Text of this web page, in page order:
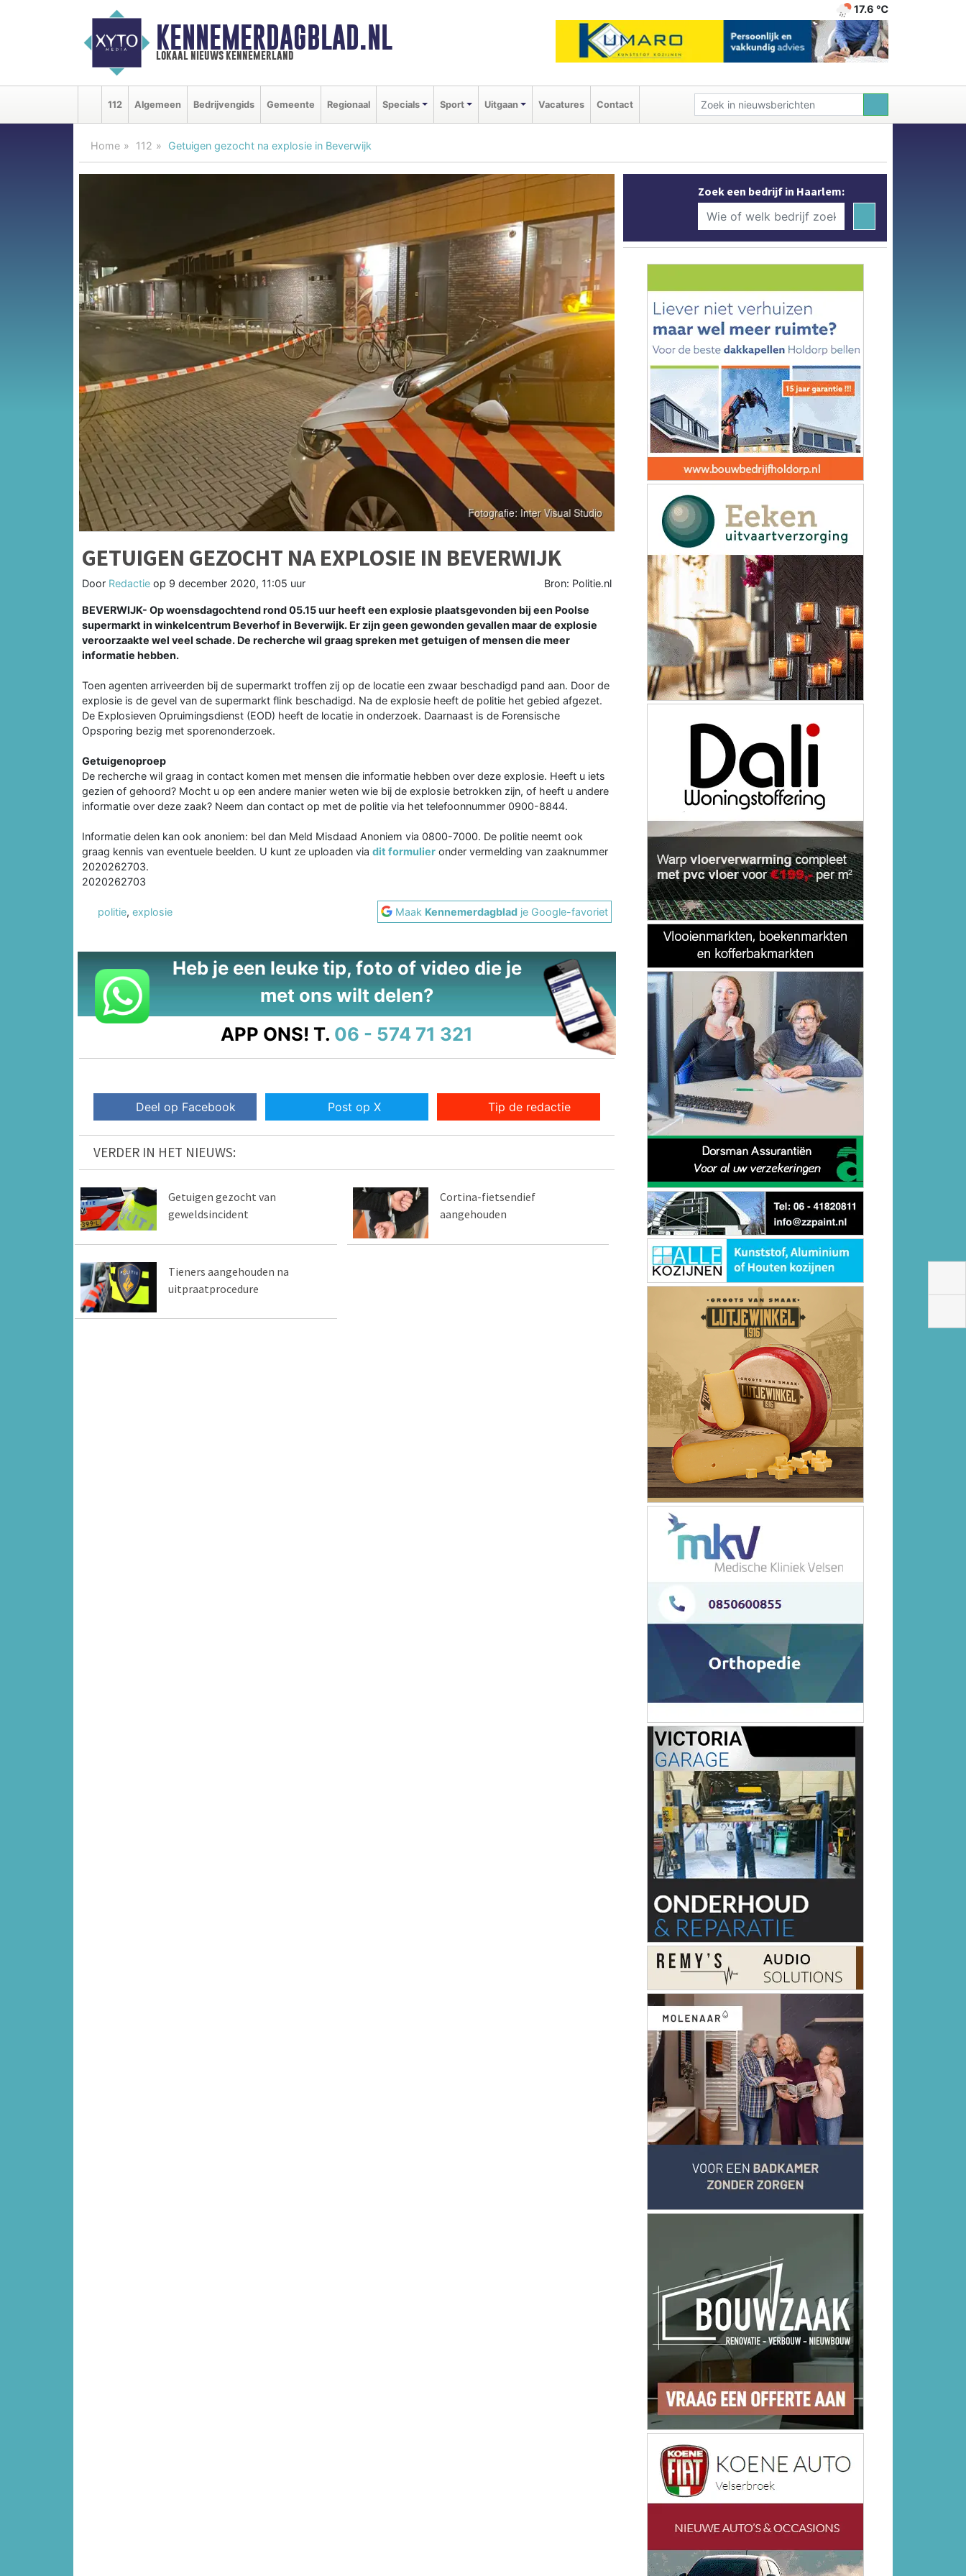
KENNEMERDAGBLAD.NL
lokaal nieuws kennemerland
17.6 ℃
112 Algemeen Bedrijvengids Gemeente Regionaal Specials Sport Uitgaan Vacatures Contact
Home 112 Getuigen gezocht na explosie in Beverwijk
GETUIGEN GEZOCHT NA EXPLOSIE IN BEVERWIJK
Door Redactie op 9 december 2020, 11:05 uur Bron: Politie.nl
BEVERWIJK- Op woensdagochtend rond 05.15 uur heeft een explosie plaatsgevonden bij een Poolse
supermarkt in winkelcentrum Beverhof in Beverwijk. Er zijn geen gewonden gevallen maar de explosie
veroorzaakte wel veel schade. De recherche wil graag spreken met getuigen of mensen die meer
informatie hebben.
Toen agenten arriveerden bij de supermarkt troffen zij op de locatie een zwaar beschadigd pand aan. Door de
explosie is de gevel van de supermarkt flink beschadigd. Na de explosie heeft de politie het gebied afgezet.
De Explosieven Opruimingsdienst (EOD) heeft de locatie in onderzoek. Daarnaast is de Forensische
Opsporing bezig met sporenonderzoek.
Getuigenoproep
De recherche wil graag in contact komen met mensen die informatie hebben over deze explosie. Heeft u iets
gezien of gehoord? Mocht u op een andere manier weten wie bij de explosie betrokken zijn, of heeft u andere
informatie over deze zaak? Neem dan contact op met de politie via het telefoonnummer 0900-8844.
Informatie delen kan ook anoniem: bel dan Meld Misdaad Anoniem via 0800-7000. De politie neemt ook
graag kennis van eventuele beelden. U kunt ze uploaden via dit formulier onder vermelding van zaaknummer
2020262703.
2020262703
politie, explosie Maak Kennemerdagblad je Google-favoriet
Heb je een leuke tip, foto of video die je
met ons wilt delen?
APP ONS! T. 06 - 574 71 321
Deel op Facebook Post op X Tip de redactie
VERDER IN HET NIEUWS:
Getuigen gezocht van
geweldsincident
Cortina-fietsendief
aangehouden
Tieners aangehouden na
uitpraatprocedure
Zoek een bedrijf in Haarlem: